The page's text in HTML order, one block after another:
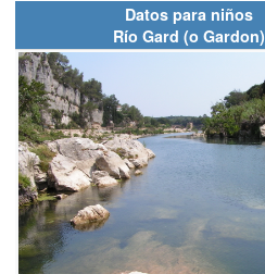
Datos para niños
Río Gard (o Gardon)